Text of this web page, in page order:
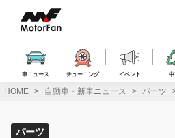
ス
車ニュース チューニング イベント 中
HOME 自動車・新車ニュース パーツ
パーツ